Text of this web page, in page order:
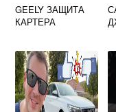
GEELY ЗАЩИТА
КАРТЕРА